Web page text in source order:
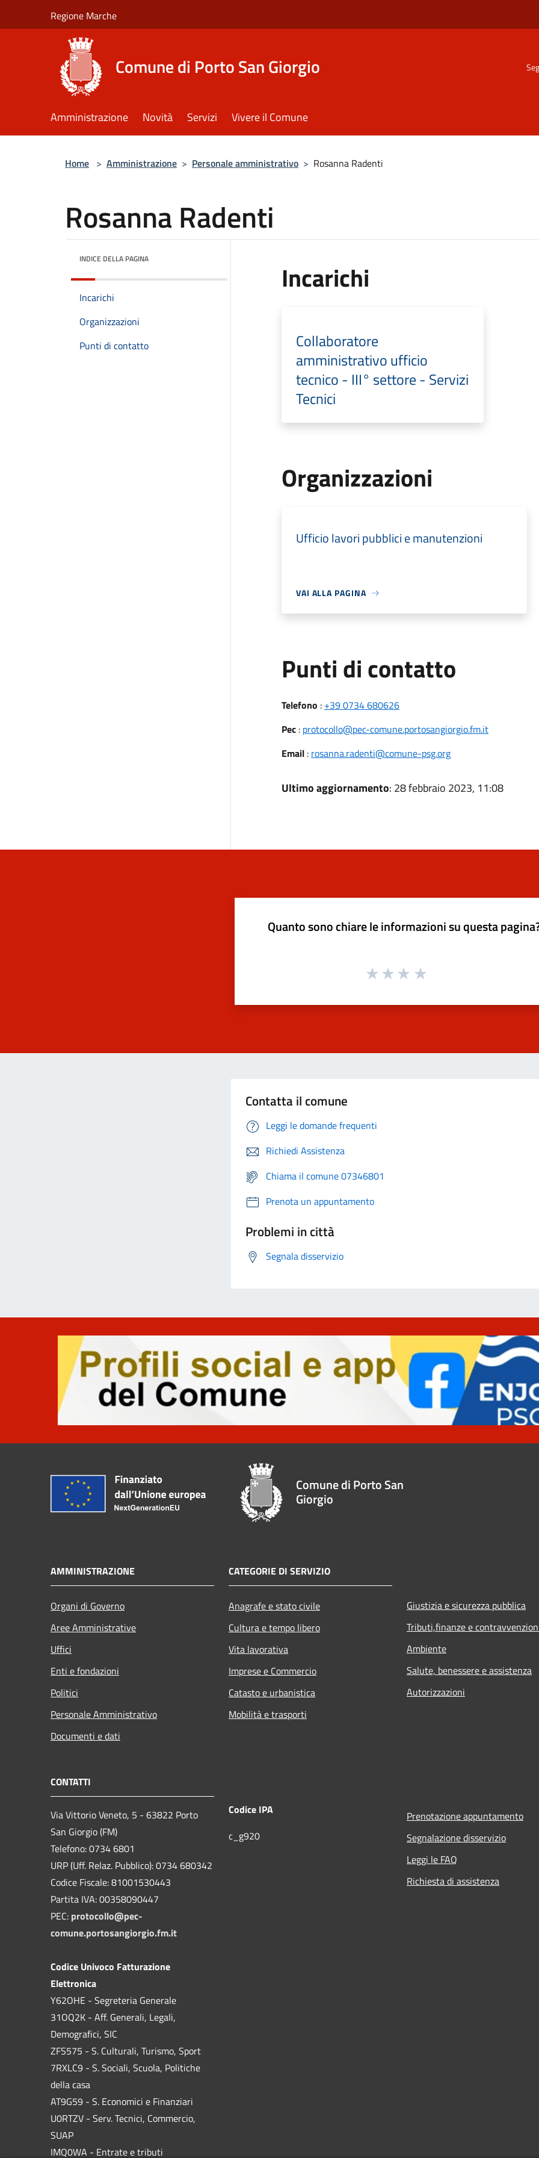
Regione Marche
Comune di Porto San Giorgio
Amministrazione Novità Servizi Vivere il Comune
Home > Amministrazione > Personale amministrativo > Rosanna Radenti
Rosanna Radenti
INDICE DELLA PAGINA
Incarichi
Organizzazioni
Punti di contatto
Incarichi
Collaboratore
amministrativo ufficio
tecnico - III° settore - Servizi
Tecnici
Organizzazioni
Ufficio lavori pubblici e manutenzioni
VAI ALLA PAGINA
Punti di contatto
Telefono : +39 0734 680626
Pec: protocollo@pec-comune.portosangiorgio.fm.it
Email: rosanna.radenti@comune-psg.org
Ultimo aggiornamento: 28 febbraio 2023, 11:08
Quanto sono chiare le informazioni su questa
Contatta il comune
Leggi le domande frequenti
Richiedi Assistenza
Chiama il comune 07346801
Prenota un appuntamento
Problemi in città
Segnala disservizio
Comune di Porto San
Giorgio
AMMINISTRAZIONE
Organi di Governo
Aree Amministrative
Uffici
Enti e fondazioni
Politici
Personale Amministrativo
Documenti e dati
CATEGORIE DI SERVIZIO
Anagrafe e stato civile
Cultura e tempo libero
Vita lavorativa
Imprese e Commercio
Catasto e urbanistica
Mobilità e trasporti
Giustizia e sicurezza pubblica
Tributi,finanze e
Ambiente
Salute, benessere e assistenza
Autorizzazioni
CONTATTI
Via Vittorio Veneto, 5 - 63822 Porto
San Giorgio (FM)
Telefono: 0734 6801
URP (Uff. Relaz. Pubblico): 0734 680342
Codice Fiscale: 81001530443
Partita IVA: 00358090447
PEC: protocollo@pec-
comune.portosangiorgio.fm.it
Codice Univoco Fatturazione
Elettronica
Y62OHE - Segreteria Generale
31OQ2K - Aff. Generali, Legali,
Demografici, SIC
ZFS575 - S. Culturali, Turismo, Sport
7RXLC9 - S. Sociali, Scuola, Politiche
della casa
AT9G59 - S. Economici e Finanziari
U0RTZV - Serv. Tecnici, Commercio,
SUAP
IMQ0WA - Entrate e tributi
Codice IPA
c_g920
Prenotazione appuntamento
Segnalazione disservizio
Leggi le FAQ
Richiesta di assistenza